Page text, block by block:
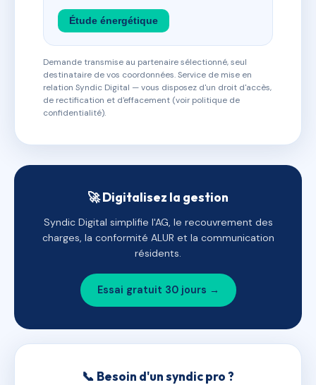
Étude énergétique
Demande transmise au partenaire sélectionné, seul
destinataire de vos coordonnées. Service de mise en
relation Syndic Digital — vous disposez d'un droit d'accès,
de rectification et d'effacement (voir politique de
confidentialité).
🚀 Digitalisez la gestion
Syndic Digital simplifie l'AG, le recouvrement des
charges, la conformité ALUR et la communication
résidents.
Essai gratuit 30 jours →
📞 Besoin d'un syndic pro ?